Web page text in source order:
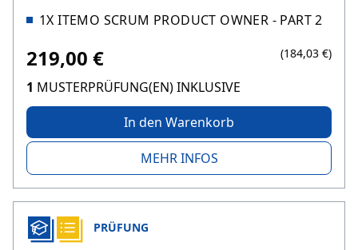
1X ITEMO SCRUM PRODUCT OWNER - PART 2
219,00 € (184,03 €)
1 MUSTERPRÜFUNG(EN) INKLUSIVE
In den Warenkorb
MEHR INFOS
PRÜFUNG